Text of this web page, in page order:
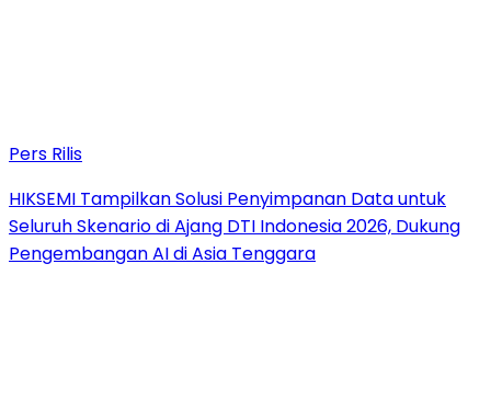
Pers Rilis
HIKSEMI Tampilkan Solusi Penyimpanan Data untuk
Seluruh Skenario di Ajang DTI Indonesia 2026, Dukung
Pengembangan AI di Asia Tenggara